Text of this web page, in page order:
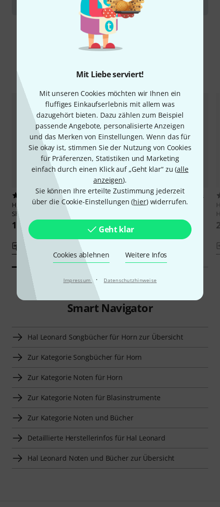
Mit Liebe serviert!
Mit unseren Cookies möchten wir Ihnen ein
fluffiges Einkaufserlebnis mit allem was
dazugehört bieten. Dazu zählen zum Beispiel
passende Angebote, personalisierte Anzeigen
und das Merken von Einstellungen. Wenn das für
Sie okay ist, stimmen Sie der Nutzung von Cookies
für Präferenzen, Statistiken und Marketing
einfach durch einen Klick auf „Geht klar“ zu (alle
anzeigen).
Sie können Ihre erteilte Zustimmung jederzeit
über die Cookie-Einstellungen (hier) widerrufen.
Geht klar
Cookies ablehnen Weitere Infos
Impressum · Datenschutzhinweise
Althorn und Euphonium
Alternativen vergleichen
2
Hal Leonard 50 Songs You
Should Horn
18,99 €
Hal Leonard101 Popular Songs
Horn
Smart Navigator
Hal Leonard Songbücher für Horn zur Übersicht
Zur Kategorie Songbücher für Horn
Zur Kategorie Noten für Horn
Zur Kategorie Noten für Blasinstrumente
Zur Kategorie Noten und Bücher
Detaillierte Herstellerinfos für Hal Leonard
Hal Leonard Noten und Bücher zur Übersicht